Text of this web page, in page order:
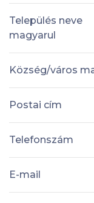
Település neve
magyarul
Község/város
Postai cím
Telefonszám
E-mail